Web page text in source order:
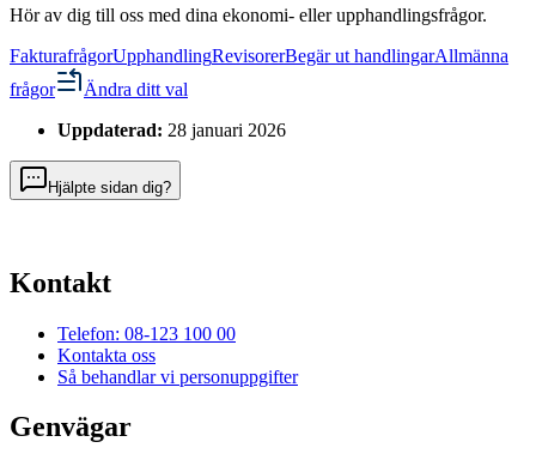
Hör av dig till oss med dina ekonomi- eller upphandlingsfrågor.
FakturafrågorUpphandlingRevisorerBegär ut handlingarAllmänna
frågor
Ändra ditt val
Uppdaterad: 28 januari 2026
Hjälpte sidan dig?
Kontakt
Telefon: 08-123 100 00
Kontakta oss
Så behandlar vi personuppgifter
Genvägar